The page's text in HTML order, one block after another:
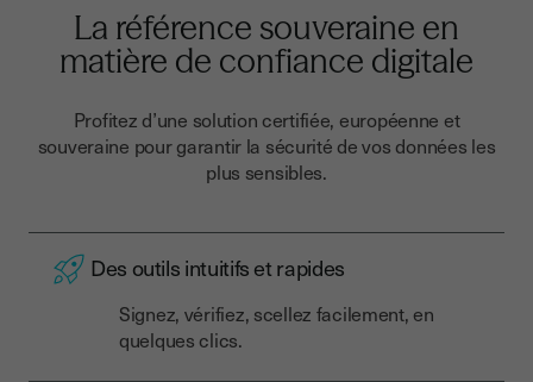
La référence souveraine en
matière de confiance digitale
Profitez d’une solution certifiée, européenne et
souveraine pour garantir la sécurité de vos données les
plus sensibles.
Des outils intuitifs et rapides
Signez, vérifiez, scellez facilement, en
quelques clics.